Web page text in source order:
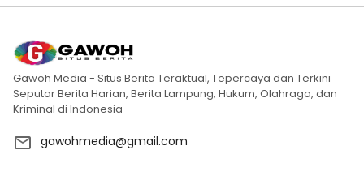
Gawoh Media - Situs Berita Teraktual, Tepercaya dan Terkini
Seputar Berita Harian, Berita Lampung, Hukum, Olahraga, dan
Kriminal di Indonesia
gawohmedia@gmail.com